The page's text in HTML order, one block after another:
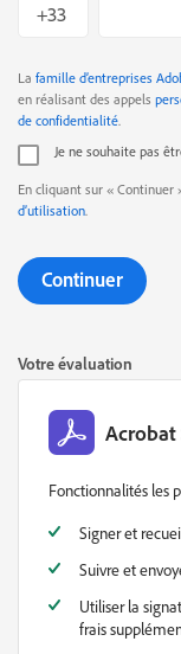
La famille d’entreprises
en réalisant des appels
de confidentialité.
Je ne souhaite pas
En cliquant sur « Continuer
d’utilisation.
Continuer
Votre évaluation
Acrobat
Fonctionnalités les
Signer et
Suivre et
Utiliser la
frais